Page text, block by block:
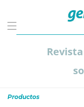
Productos